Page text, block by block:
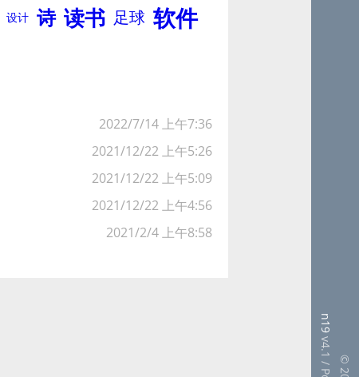
设计 诗 读书 足球 软件
2022/7/14 上午7:36
2021/12/22 上午5:26
2021/12/22 上午5:09
2021/12/22 上午4:56
2021/2/4 上午8:58
n19